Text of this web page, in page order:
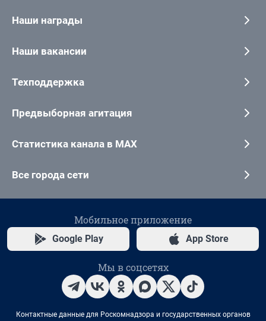
Наши награды
Наши вакансии
Техподдержка
Предвыборная агитация
Статистика канала в MAX
Все города сети
Мобильное приложение
Google Play App Store
Мы в соцсетях
Контактные данные для Роскомнадзора и государственных органов